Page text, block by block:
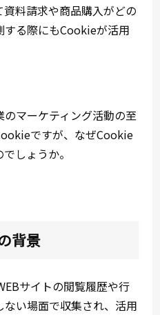
料請求や商品購入がどの
する際にもCookieが活用
マーケティング活動の至
ですが、なぜCookie
しょうか。
背景
サイトの閲覧履歴や行
い場面で収集され、活用